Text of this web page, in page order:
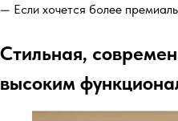
— Если хочется более
Стильная,
высоким